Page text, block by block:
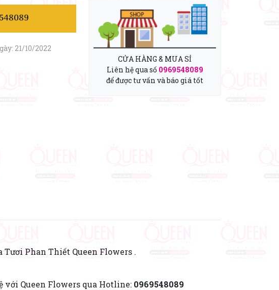
CỬA HÀNG & MUA SỈ
Liên hệ qua số 0969548089
để được tư vấn và báo giá tốt
21/10/2022
Phan Thiết Queen Flowers .
Queen Flowers qua Hotline: 0969548089